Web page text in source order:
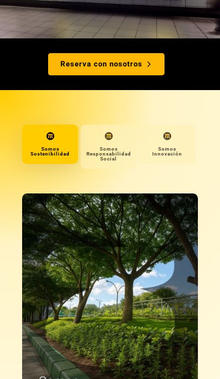
Reserva con nosotros
Somos
Sostenibilidad
Somos
Responsabilidad
Social
Somos
Innovación